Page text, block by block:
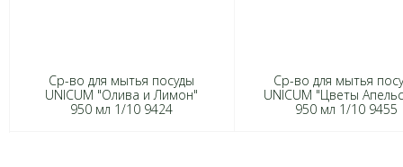
Ср-во для мытья посуды
UNICUM "Олива и Лимон"
950 мл 1/10 9424
Ср-во для мытья
UNICUM "Цветы
950 мл 1/10 9455